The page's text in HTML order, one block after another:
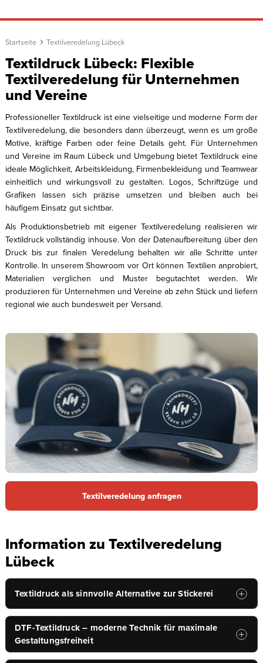
Startseite Textilveredelung Lübeck
Textildruck Lübeck: Flexible
Textilveredelung für Unternehmen
und Vereine
Professioneller Textildruck ist eine vielseitige und moderne Form der
Textilveredelung, die besonders dann überzeugt, wenn es um große
Motive, kräftige Farben oder feine Details geht. Für Unternehmen
und Vereine im Raum Lübeck und Umgebung bietet Textildruck eine
ideale Möglichkeit, Arbeitskleidung, Firmenbekleidung und Teamwear
einheitlich und wirkungsvoll zu gestalten. Logos, Schriftzüge und
Grafiken lassen sich präzise umsetzen und bleiben auch bei
häufigem Einsatz gut sichtbar.
Als Produktionsbetrieb mit eigener Textilveredelung realisieren wir
Textildruck vollständig inhouse. Von der Datenaufbereitung über den
Druck bis zur finalen Veredelung behalten wir alle Schritte unter
Kontrolle. In unserem Showroom vor Ort können Textilien anprobiert,
Materialien verglichen und Muster begutachtet werden. Wir
produzieren für Unternehmen und Vereine ab zehn Stück und liefern
regional wie auch bundesweit per Versand.
Textilveredelung anfragen
Information zu Textilveredelung
Lübeck
Textildruck als sinnvolle Alternative zur Stickerei
Textildruck eignet sich besonders für Motive, die mit Stickerei
technisch nicht oder nur eingeschränkt umsetzbar sind.
Farbverläufe, großflächige Designs oder sehr feine Details lassen
DTF-Textildruck – moderne Technik für maximale
Gestaltungsfreiheit